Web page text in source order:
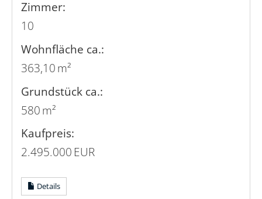
Zimmer:
10
Wohnfläche ca.:
363,10 m²
Grund­stück ca.:
580 m²
Kaufpreis:
2.495.000 EUR
Details